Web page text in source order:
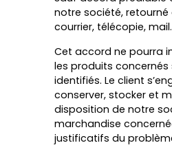
notre société,
courrier, télécopie,
Cet accord ne pourra
les produits
identifiés. Le client
conserver, stocker et
disposition de notre
marchandise
justificatifs du